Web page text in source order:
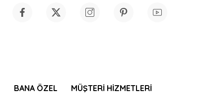
BANA ÖZEL MÜŞTERİ HİZMETLERİ